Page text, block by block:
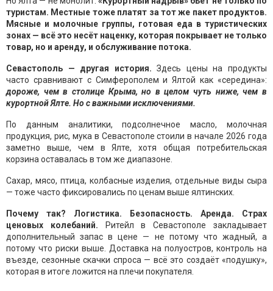
туристам. Местные тоже платят за тот же пакет продуктов.
Мясные и молочные группы, готовая еда в туристических
зонах — всё это несёт наценку, которая покрывает не только
товар, но и аренду, и обслуживание потока.
Севастополь — другая история. Здесь цены на продукты
часто сравнивают с Симферополем и Ялтой как «середина»:
дороже, чем в столице Крыма, но в целом чуть ниже, чем в
курортной Ялте. Но с важными исключениями.
По данным аналитики, подсолнечное масло, молочная
продукция, рис, мука в Севастополе стоили в начале 2026 года
заметно выше, чем в Ялте, хотя общая потребительская
корзина оставалась в том же диапазоне.
Сахар, мясо, птица, колбасные изделия, отдельные виды сыра
— тоже часто фиксировались по ценам выше ялтинских.
Почему так? Логистика. Безопасность. Аренда. Страх
ценовых колебаний. Ритейл в Севастополе закладывает
дополнительный запас в цене — не потому что жадный, а
потому что риски выше. Доставка на полуостров, контроль на
въезде, сезонные скачки спроса — всё это создаёт «подушку»,
которая в итоге ложится на плечи покупателя.